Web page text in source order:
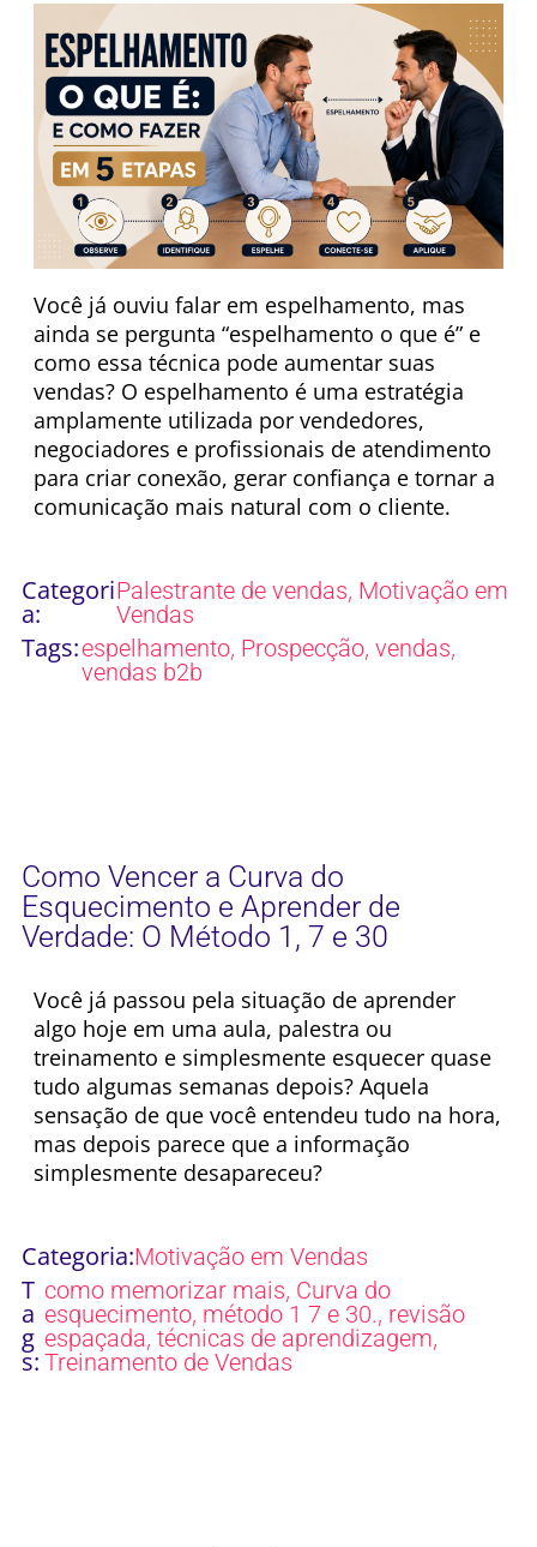
Você já ouviu falar em espelhamento, mas
ainda se pergunta “espelhamento o que é” e
como essa técnica pode aumentar suas
vendas? O espelhamento é uma estratégia
amplamente utilizada por vendedores,
negociadores e profissionais de atendimento
para criar conexão, gerar confiança e tornar a
comunicação mais natural com o cliente.
Categori
a:
Palestrante de vendas, Motivação em
Vendas
Tags:espelhamento, Prospecção, vendas,
vendas b2b
Como Vencer a Curva do
Esquecimento e Aprender de
Verdade: O Método 1, 7 e 30
Você já passou pela situação de aprender
algo hoje em uma aula, palestra ou
treinamento e simplesmente esquecer quase
tudo algumas semanas depois? Aquela
sensação de que você entendeu tudo na hora,
mas depois parece que a informação
simplesmente desapareceu?
Categoria:Motivação em Vendas
T
a
g
s:
como memorizar mais, Curva do
esquecimento, método 1 7 e 30., revisão
espaçada,técnicas de aprendizagem,
Treinamento de Vendas